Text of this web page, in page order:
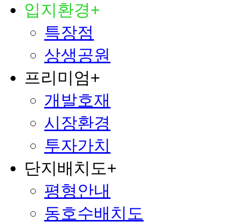
입지환경+
특장점
상생공원
프리미엄+
개발호재
시장환경
투자가치
단지배치도+
평형안내
동호수배치도